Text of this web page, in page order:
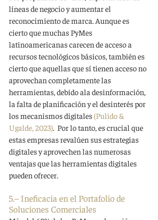
líneas de negocio y aumentar el
reconocimiento de marca. Aunque es
cierto que muchas PyMes
latinoamericanas carecen de acceso a
recursos tecnológicos básicos, también es
cierto que aquellas que sí tienen acceso no
aprovechan completamente las
herramientas, debido ala desinformación,
la falta de planificación y el desinterés por
los mecanismos digitales (Pulido &
Ugalde, 2023).  Por lo tanto, es crucial que
estas empresas revalúen sus estrategias
digitales y aprovechen las numerosas
ventajas que las herramientas digitales
pueden ofrecer.
5.– Ineficacia en el Portafolio de
Soluciones Comerciales